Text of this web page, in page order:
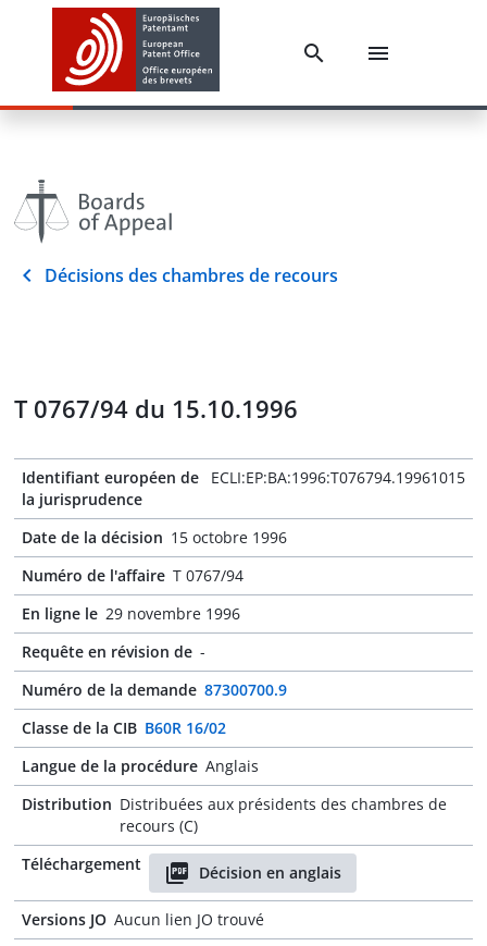
Décisions des chambres de recours
T 0767/94 du 15.10.1996
Identifiant européen de
la jurisprudence
ECLI:EP:BA:1996:T076794.19961015
Date de la décision 15 octobre 1996
Numéro de l'affaire T 0767/94
En ligne le 29 novembre 1996
Requête en révision de -
Numéro de la demande 87300700.9
Classe de la CIB B60R 16/02
Langue de la procédure Anglais
Distribution Distribuées aux présidents des chambres de
recours (C)
Téléchargement
Décision en anglais
Versions JO Aucun lien JO trouvé